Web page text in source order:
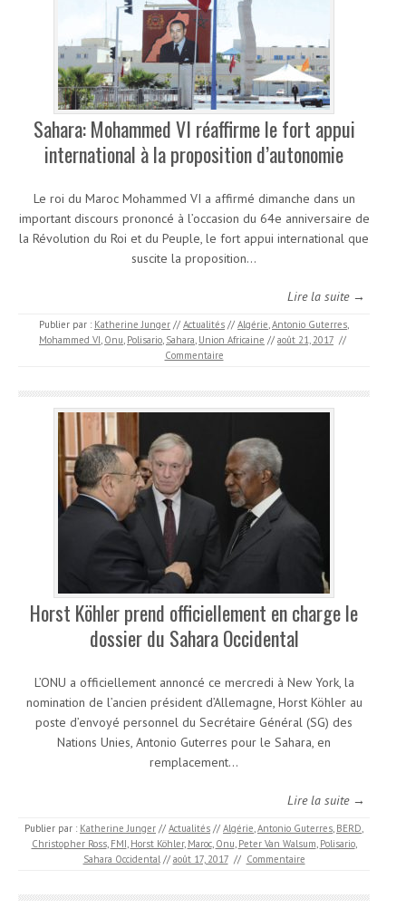
Sahara: Mohammed VI réaffirme le fort appui
international à la proposition d’autonomie
Le roi du Maroc Mohammed VI a affirmé dimanche dans un
important discours prononcé à l’occasion du 64e anniversaire de
la Révolution du Roi et du Peuple, le fort appui international que
suscite la proposition…
Lire la suite →
Publier par : Katherine Junger // Actualités // Algérie,Antonio Guterres,
Mohammed VI, Onu, Polisario, Sahara, Union Africaine // août 21, 2017 //
Commentaire
Horst Köhler prend officiellement en charge le
dossier du Sahara Occidental
L’ONU a officiellement annoncé ce mercredi à New York, la
nomination de l’ancien président d’Allemagne, Horst Köhler au
poste d’envoyé personnel du Secrétaire Général (SG) des
Nations Unies, Antonio Guterres pour le Sahara, en
remplacement…
Lire la suite →
Publier par : Katherine Junger // Actualités // Algérie,Antonio Guterres, BERD,
Christopher Ross, FMI, Horst Köhler, Maroc, Onu, Peter Van Walsum, Polisario,
Sahara Occidental // août 17, 2017 // Commentaire